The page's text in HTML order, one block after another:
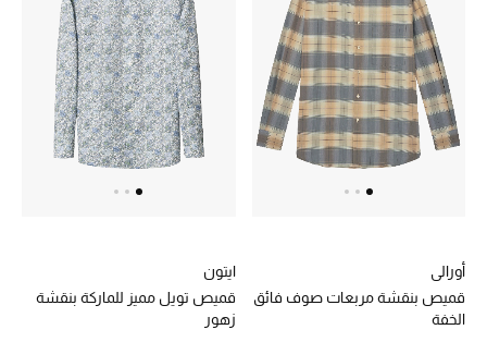
الجمال
خصومات
جميع مستحضرات الجمال
الأكثر مبيعاً
العطور
أورالي
قميص بنقشة مربعات صوف فائق
الخفة
ايتون
قميص تويل مميز للماركة بنقشة
زهور